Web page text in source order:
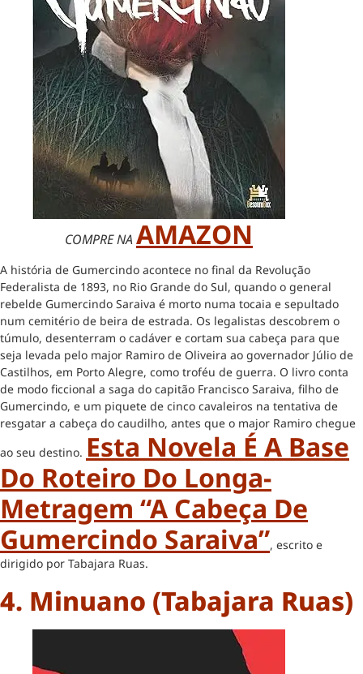
COMPRE NAAMAZON
A história de Gumercindo acontece no final da Revolução
Federalista de 1893, no Rio Grande do Sul, quando o general
rebelde Gumercindo Saraiva é morto numa tocaia e sepultado
num cemitério de beira de estrada. Os legalistas descobrem o
túmulo, desenterram o cadáver e cortam sua cabeça para que
seja levada pelo major Ramiro de Oliveira ao governador Júlio de
Castilhos, em Porto Alegre, como troféu de guerra. O livro conta
de modo ficcional a saga do capitão Francisco Saraiva, filho de
Gumercindo, e um piquete de cinco cavaleiros na tentativa de
resgatar a cabeça do caudilho, antes que o major Ramiro chegue
ao seu destino. Esta Novela É A Base
Do Roteiro Do Longa-
Metragem “A Cabeça De
Gumercindo Saraiva”, escrito e
dirigido por Tabajara Ruas.
4. Minuano (Tabajara Ruas)